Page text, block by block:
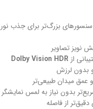
سنسورهای بزرگ‌تر برای جذب نور
نویز تصاویر
از Dolby Vision HDR
و بدون لرزش
عمق میدان طبیعی‌تر
بدون نیاز به لمس نمایشگر
از فاصله